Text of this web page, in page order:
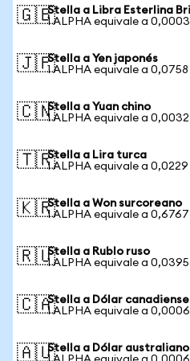
🇬🇧Stella a Libra Esterlina
1 ALPHA equivale a
🇯🇵Stella a Yen japonés
1 ALPHA equivale a 0,0758
🇨🇳Stella a Yuan chino
1 ALPHA equivale a
🇹🇷Stella a Lira turca
1 ALPHA equivale a 0,0229
🇰🇷Stella a Won surcoreano
1 ALPHA equivale a
🇷🇺Stella a Rublo ruso
1 ALPHA equivale a
🇨🇦Stella a Dólar canadiense
1 ALPHA equivale a
🇦🇺Stella a Dólar australiano